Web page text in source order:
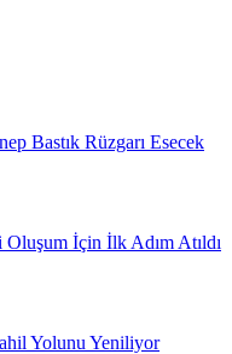
Bastık Rüzgarı Esecek
Oluşum İçin İlk Adım Atıldı
Yolunu Yeniliyor